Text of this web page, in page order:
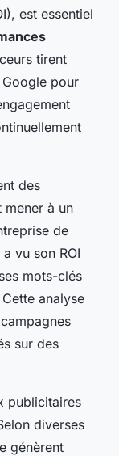
est essentiel
tirent
pour
des
mener à un
de
a vu son ROI
mots-clés
analyse
sur des
publicitaires
diverses
génèrent